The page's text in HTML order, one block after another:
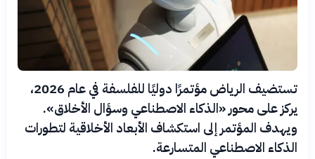
تستضيف الرياض مؤتمرًا دوليًا للفلسفة في عام 2026،
يركز على محور «الذكاء الاصطناعي وسؤال الأخلاق».
ويهدف المؤتمر إلى استكشاف الأبعاد الأخلاقية لتطورات
الذكاء الاصطناعي المتسارعة.